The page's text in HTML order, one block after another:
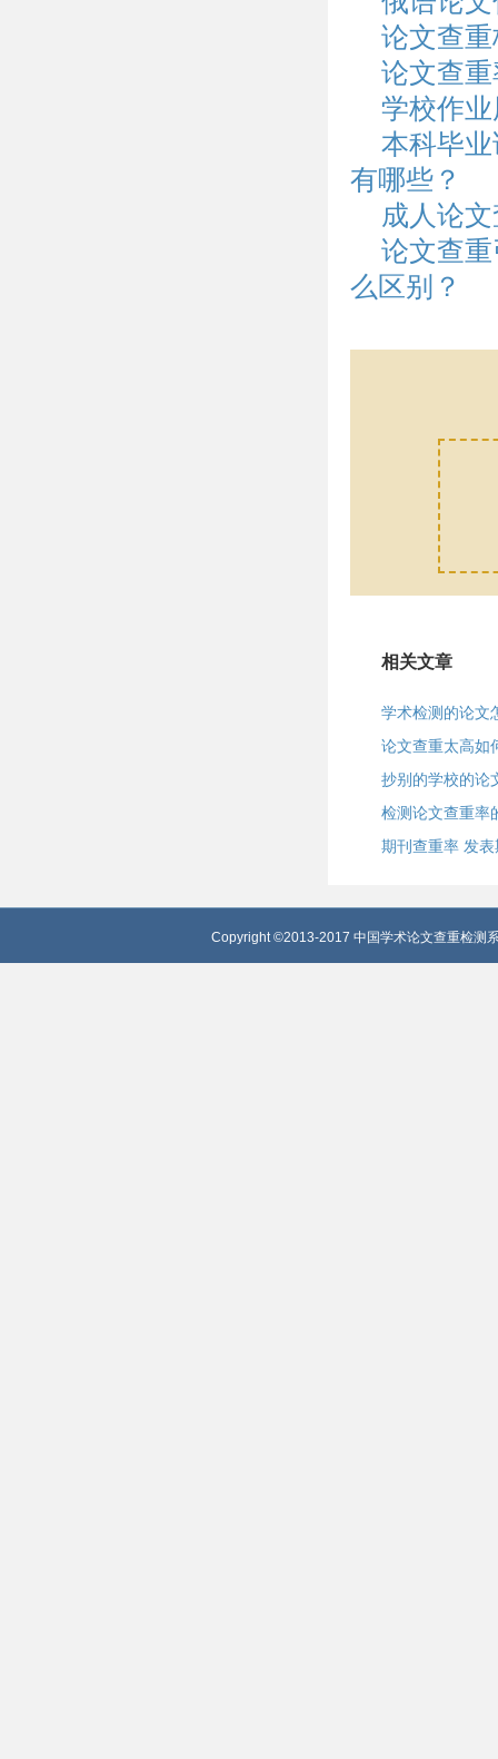
论文查
论文查
学校作
本科毕
有哪些？
成人论
论文查
么区别？
相关文章
学术检测的论文
论文查重太高如
抄别的学校的论
检测论文查重率
期刊查重率 发
Copyright ©2013-2017 中国学术论文查重检